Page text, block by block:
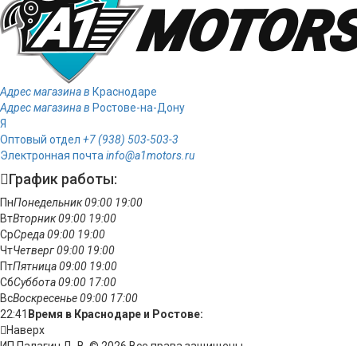
Адрес магазина в Краснодаре
Адрес магазина в Ростове-на-Дону
Я
Оптовый отдел +7 (938) 503-503-3
Электронная почта info@a1motors.ru
График работы:
ПнПонедельник09:00 19:00
ВтВторник09:00 19:00
СрСреда09:00 19:00
ЧтЧетверг09:00 19:00
ПтПятница09:00 19:00
СбСуббота09:00 17:00
ВсВоскресенье09:00 17:00
22:41 Время в Краснодаре и Ростове:
Наверх